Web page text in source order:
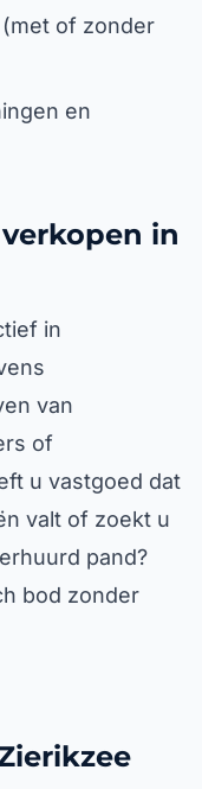
of zonder
en
in
in
van
of
u vastgoed dat
valt of zoekt u
pand?
bod zonder